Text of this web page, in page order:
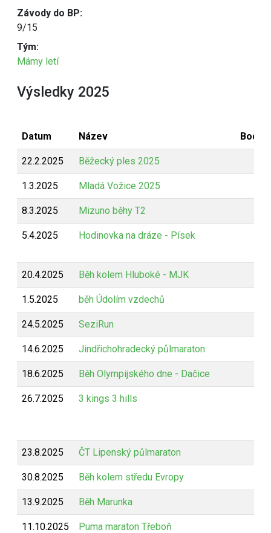
Závody do BP:
9/15
Tým:
Mámy letí
Výsledky 2025
Datum Název
22.2.2025 Běžecký ples 2025
1.3.2025 Mladá Vožice 2025
8.3.2025 Mizuno běhy T2
5.4.2025 Hodinovka na dráze - Písek
20.4.2025 Běh kolem Hluboké - MJK
1.5.2025 běh Údolím vzdechů
24.5.2025 SeziRun
14.6.2025 Jindřichohradecký půlmaraton
18.6.2025 Běh Olympijského dne - Dačice
26.7.2025 3 kings 3 hills
23.8.2025 ČT Lipenský půlmaraton
30.8.2025 Běh kolem středu Evropy
13.9.2025 Běh Marunka
11.10.2025 Puma maraton Třeboň